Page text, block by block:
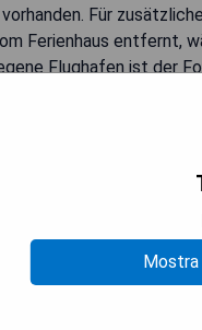
Für
Ferienhaus entfernt,
Flughafen ist der
International Airport
vier Personen